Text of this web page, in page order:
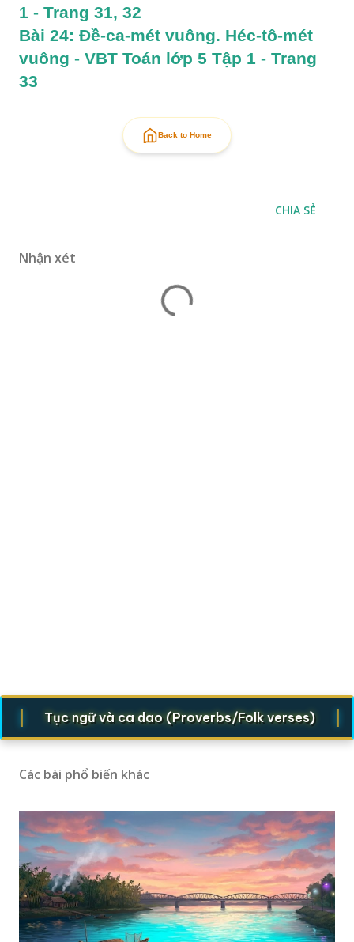
1 - Trang 31, 32
Bài 24: Đề-ca-mét vuông. Héc-tô-mét
vuông - VBT Toán lớp 5 Tập 1 - Trang
33
Back to Home
CHIA SẺ
Nhận xét
Tục ngữ và ca dao (Proverbs/Folk verses) |
Các bài phổ biến khác